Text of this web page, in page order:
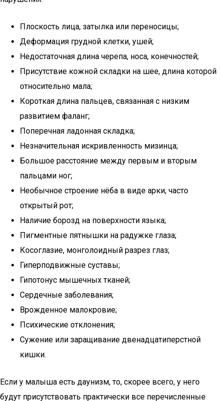
Плоскость лица, затылка или переносицы;
Деформация грудной клетки, ушей;
Недостаточная длина черепа, носа, конечностей;
Присутствие кожной складки на шее, длина которой
относительно мала;
Короткая длина пальцев, связанная с низким
развитием фаланг;
Поперечная ладонная складка;
Незначительная искривленность мизинца;
Большое расстояние между первым и вторым
пальцами ног;
Необычное строение нёба в виде арки, часто
открытый рот;
Наличие борозд на поверхности языка;
Пигментные пятнышки на радужке глаза;
Косоглазие, монголоидный разрез глаз;
Гиперподвижные суставы;
Гипотонус мышечных тканей;
Сердечные заболевания;
Врожденное малокровие;
Психические отклонения;
Сужение или заращивание двенадцатиперстной
кишки.
Если у малыша есть даунизм, то, скорее всего, у него
будут присутствовать практически все перечисленные